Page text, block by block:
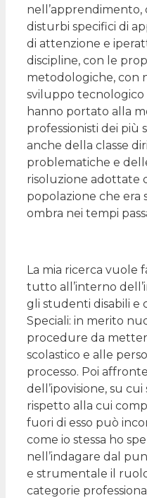
nell’apprendimento,
disturbi specifici di
di attenzione e
discipline, con le
metodologiche, con
sviluppo tecnologico
hanno portato alla
professionisti dei più
anche della classe
problematiche e
risoluzione adottate
popolazione che era
ombra nei tempi
La mia ricerca vuole
tutto all’interno
gli studenti disabili e
Speciali: in merito
procedure da
scolastico e alle
processo. Poi
dell’ipovisione, su
rispetto alla cui
fuori di esso può
come io stessa ho
nell’indagare dal
e strumentale il
categorie